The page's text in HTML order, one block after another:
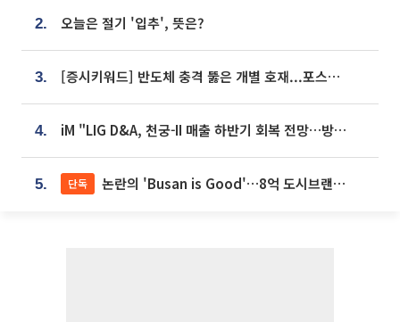
2. 오늘은 절기 '입추', 뜻은?
3. [증시키워드] 반도체 충격 뚫은 개별 호재...포스코퓨처엠·에코프로·한화솔루션 '눈길'
4. iM "LIG D&A, 천궁-II 매출 하반기 회복 전망…방산 톱픽 유지"
5. 단독 논란의 'Busan is Good'…8억 도시브랜드, 용산 대통령실 CI 업체가 수행